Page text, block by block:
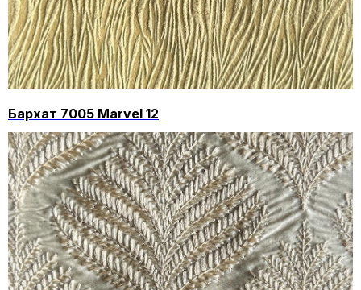
Бархат 7005 Marvel 12